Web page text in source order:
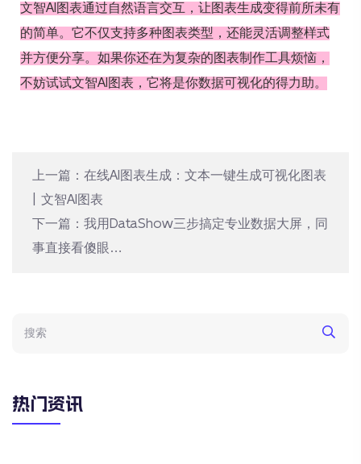
文智AI图表通过自然语言交互，让图表生成变得前所未有
的简单。它不仅支持多种图表类型，还能灵活调整样式
并方便分享。如果你还在为复杂的图表制作工具烦恼，
不妨试试文智AI图表，它将是你数据可视化的得力助。
上一篇： 在线AI图表生成：文本一键生成可视化图表
| 文智AI图表
下一篇： 我用DataShow三步搞定专业数据大屏，同
事直接看傻眼…
热门资讯